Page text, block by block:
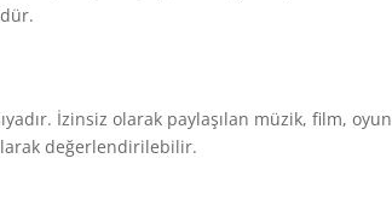
İzinsiz olarak paylaşılan müzik, film, oyun
değerlendirilebilir.